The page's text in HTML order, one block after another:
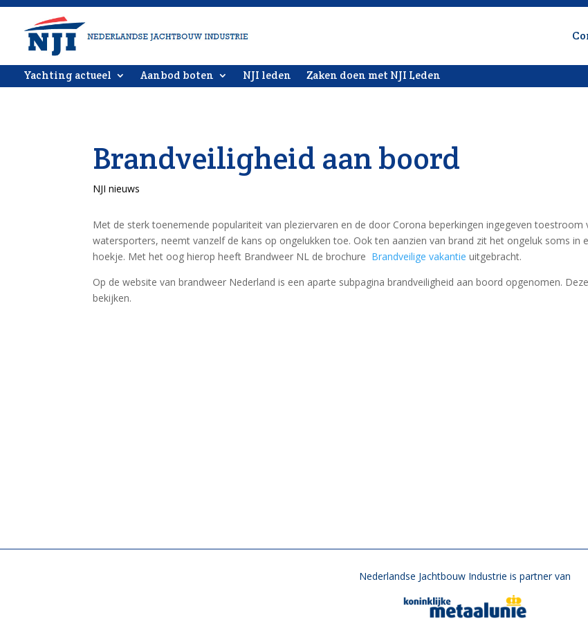
Yachting actueel Aanbod boten NJI leden Zaken doen met NJI Leden
Brandveiligheid aan boord
NJI nieuws
Met de sterk toenemende populariteit van pleziervaren en de door Corona beperkingen ingegeven toestroom
watersporters, neemt vanzelf de kans op ongelukken toe. Ook ten aanzien van brand zit het ongeluk soms in
hoekje. Met het oog hierop heeft Brandweer NL de brochure Brandveilige vakantie uitgebracht.
Op de website van brandweer Nederland is een aparte subpagina brandveiligheid aan boord opgenomen.
bekijken.
Nederlandse Jachtbouw Industrie is partner van